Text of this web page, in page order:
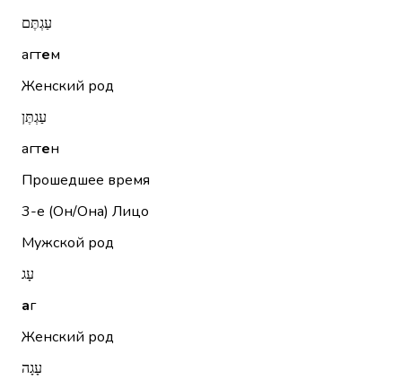
עַגְתֶּם
агтем
Женский род
עַגְתֶּן
агтен
Прошедшее время
3-е (Он/Она) Лицо
Мужской род
עָג
аг
Женский род
עָגָה